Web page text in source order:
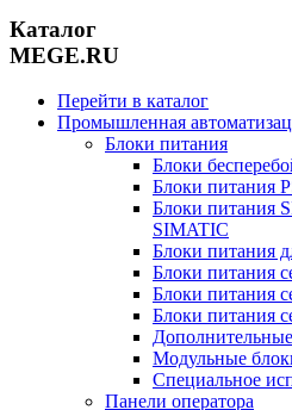
Каталог
MEGE.RU
Перейти в каталог
Промышленная
Блоки питания
Блоки
Блоки питания
Блоки питания
SIMATIC
Блоки питания
Блоки питания
Блоки питания
Блоки питания
Модульные
Специальное
Панели оператора